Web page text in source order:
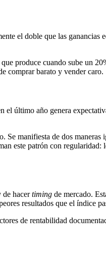
el doble que las ganancias
produce cuando sube un
comprar barato y vender caro.
último año genera
manifiesta de dos
este patrón con
de hacertiming de mercado.
resultados que el índice
de rentabilidad